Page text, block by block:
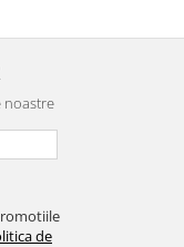
noastre
de